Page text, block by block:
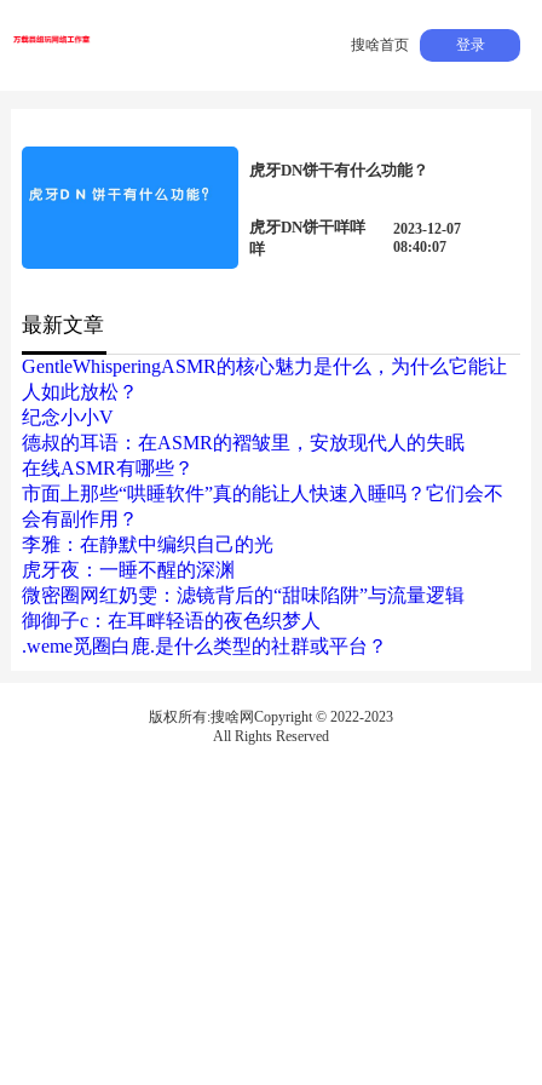
搜啥首页 登录
虎牙DN饼干有什么功能？
虎牙DN饼干咩咩
咩
2023-12-07
08:40:07
最新文章
GentleWhisperingASMR的核心魅力是什么，为什么它能让
人如此放松？
纪念小小V
德叔的耳语：在ASMR的褶皱里，安放现代人的失眠
在线ASMR有哪些？
市面上那些“哄睡软件”真的能让人快速入睡吗？它们会不
会有副作用？
李雅：在静默中编织自己的光
虎牙夜：一睡不醒的深渊
微密圈网红奶雯：滤镜背后的“甜味陷阱”与流量逻辑
御御子c：在耳畔轻语的夜色织梦人
.weme觅圈白鹿.是什么类型的社群或平台？
版权所有:搜啥网Copyright © 2022-2023
All Rights Reserved